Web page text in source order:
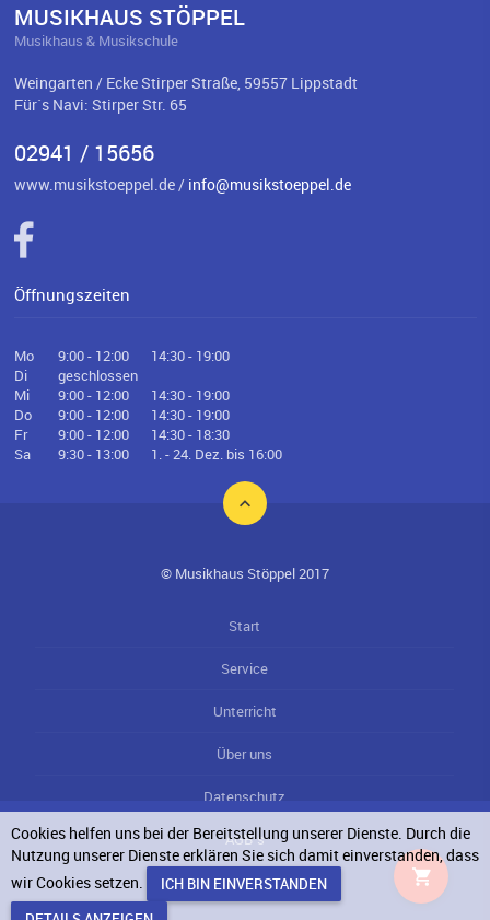
MUSIKHAUS STÖPPEL
Musikhaus & Musikschule
Weingarten / Ecke Stirper Straße, 59557 Lippstadt
Für`s Navi: Stirper Str. 65
02941 / 15656
www.musikstoeppel.de / info@musikstoeppel.de
Öffnungszeiten
Mo 9:00 - 12:00
14:30 - 19:00
Di
geschlossen
Mi
9:00 - 12:00
14:30 - 19:00
Do
9:00 - 12:00
14:30 - 19:00
Fr
9:00 - 12:00
14:30 - 18:30
Sa
9:30 - 13:00 1. - 24. Dez. bis 16:00
© Musikhaus Stöppel 2017
Start
Service
Unterricht
Über uns
Datenschutz
AGB`s
Impressum
Cookies helfen uns bei der Bereitstellung unserer Dienste. Durch die
Nutzung unserer Dienste erklären Sie sich damit einverstanden, dass
wir Cookies setzen.